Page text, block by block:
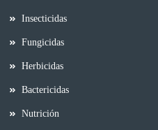
Insecticidas
Fungicidas
Herbicidas
Bactericidas
Nutrición